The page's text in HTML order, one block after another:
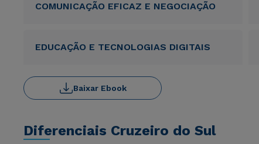
COMUNICAÇÃO EFICAZ E NEGOCIAÇÃO
EDUCAÇÃO E TECNOLOGIAS DIGITAIS
Baixar Ebook
Diferenciais Cruzeiro do Sul